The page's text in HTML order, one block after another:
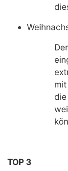
TOP 3